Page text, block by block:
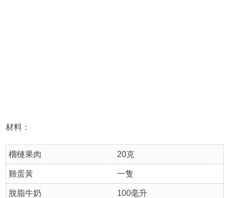
材料：
榴槤果肉 20克
雞蛋黃 一隻
脫脂牛奶 100毫升